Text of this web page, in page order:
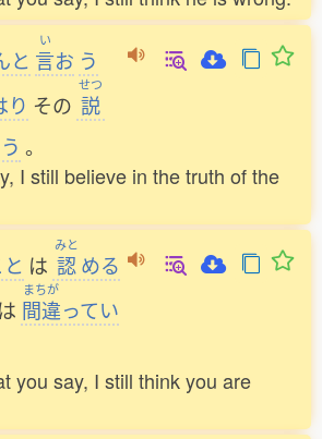
と
い
言お う
り その
せつ
説
う 。
I still believe in the truth of the
は
みと
認める
は
まちが
間違ってい
you say, I still think you are